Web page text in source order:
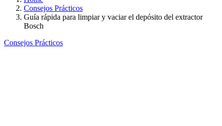
Consejos Prácticos
Guía rápida para limpiar y vaciar el depósito del extractor
Bosch
Consejos Prácticos